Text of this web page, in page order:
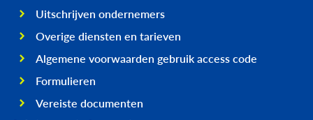
Uitschrijven ondernemers
Overige diensten en tarieven
Algemene voorwaarden gebruik access code
Formulieren
Vereiste documenten